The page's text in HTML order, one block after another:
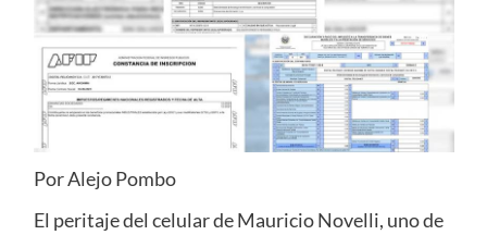
Por Alejo Pombo
El peritaje del celular de Mauricio Novelli, uno de